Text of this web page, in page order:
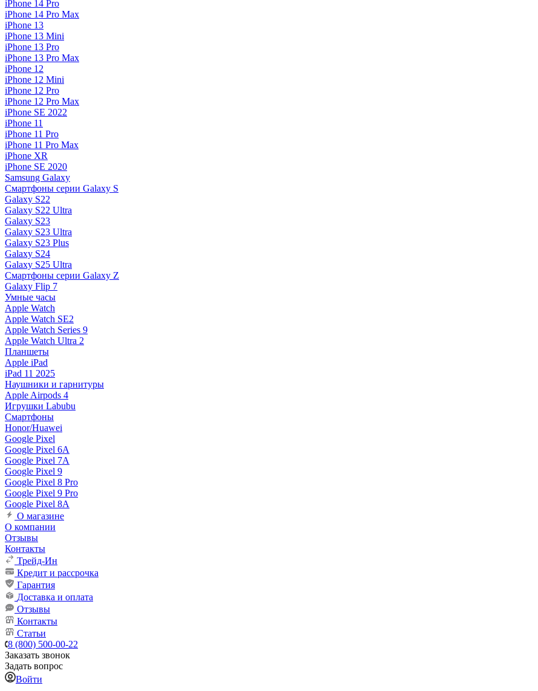
iPhone 14 Pro
iPhone 14 Pro Max
iPhone 13
iPhone 13 Mini
iPhone 13 Pro
iPhone 13 Pro Max
iPhone 12
iPhone 12 Mini
iPhone 12 Pro
iPhone 12 Pro Max
iPhone SE 2022
iPhone 11
iPhone 11 Pro
iPhone 11 Pro Max
iPhone XR
iPhone SE 2020
Samsung Galaxy
Смартфоны серии Galaxy S
Galaxy S22
Galaxy S22 Ultra
Galaxy S23
Galaxy S23 Ultra
Galaxy S23 Plus
Galaxy S24
Galaxy S25 Ultra
Смартфоны серии Galaxy Z
Galaxy Flip 7
Умные часы
Apple Watch
Apple Watch SE2
Apple Watch Series 9
Apple Watch Ultra 2
Планшеты
Apple iPad
iPad 11 2025
Наушники и гарнитуры
Apple Airpods 4
Игрушки Labubu
Смартфоны
Honor/Huawei
Google Pixel
Google Pixel 6A
Google Pixel 7А
Google Pixel 9
Google Pixel 8 Pro
Google Pixel 9 Pro
Google Pixel 8A
О магазине
О компании
Отзывы
Контакты
Трейд-Ин
Кредит и рассрочка
Гарантия
Доставка и оплата
Отзывы
Контакты
Статьи
8 (800) 500-00-22
Заказать звонок
Задать вопрос
Войти